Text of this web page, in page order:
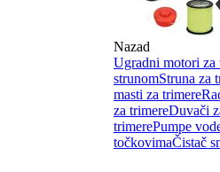
Nazad
Ugradni motori za
strunomStruna za
masti za trimere
za trimereDuvači
trimerePumpe
točkovimaČistač